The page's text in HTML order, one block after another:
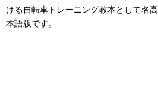
ける自転車トレーニング教本として名
本語版です。